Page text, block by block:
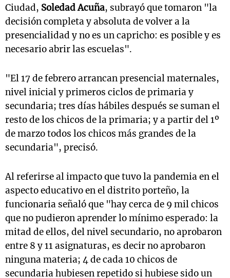
Ciudad, Soledad Acuña, subrayó que tomaron "la
decisión completa y absoluta de volver a la
presencialidad y no es un capricho: es posible y es
necesario abrir las escuelas".
"El 17 de febrero arrancan presencial maternales,
nivel inicial y primeros ciclos de primaria y
secundaria; tres días hábiles después se suman el
resto de los chicos de la primaria; y a partir del 1º
de marzo todos los chicos más grandes de la
secundaria", precisó.
Al referirse al impacto que tuvo la pandemia en el
aspecto educativo en el distrito porteño, la
funcionaria señaló que "hay cerca de 9 mil chicos
que no pudieron aprender lo mínimo esperado: la
mitad de ellos, del nivel secundario, no aprobaron
entre 8 y 11 asignaturas, es decir no aprobaron
ninguna materia; 4 de cada 10 chicos de
secundaria hubiesen repetido si hubiese sido un